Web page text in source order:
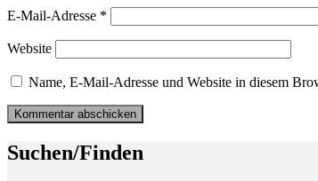
E-Mail-Adresse *
Website
Name, E-Mail-Adresse und Website in diesem
Suchen/Finden